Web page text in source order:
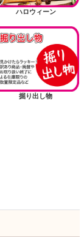
ハロウィーン
掘り出し物